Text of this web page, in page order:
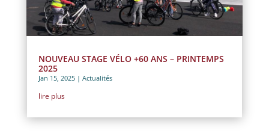
NOUVEAU STAGE VÉLO +60 ANS – PRINTEMPS
2025
Jan 15, 2025| Actualités
lire plus